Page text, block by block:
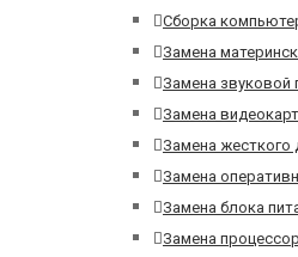
Сборка
Замена
Замена звуковой
Замена
Замена жесткого
Замена
Замена блока
Замена